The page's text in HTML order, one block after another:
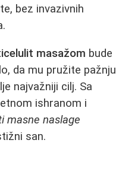
bez invazivnih
masažom bude
da mu pružite pažnju
najvažniji cilj. Sa
ishranom i
masne naslage
san.